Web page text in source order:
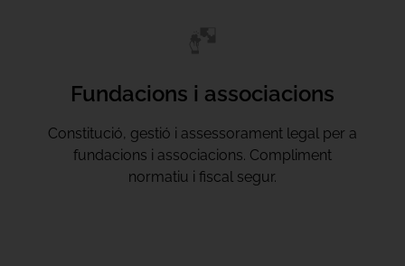
Fundacions i associacions
Constitució, gestió i assessorament legal per a
fundacions i associacions. Compliment
normatiu i fiscal segur.